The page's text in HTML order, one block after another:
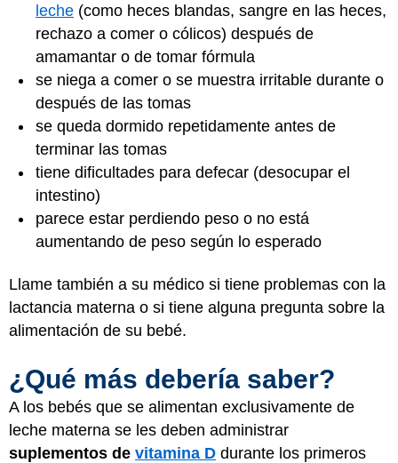
leche (como heces blandas, sangre en las heces,
rechazo a comer o cólicos) después de
amamantar o de tomar fórmula
se niega a comer o se muestra irritable durante o
después de las tomas
se queda dormido repetidamente antes de
terminar las tomas
tiene dificultades para defecar (desocupar el
intestino)
parece estar perdiendo peso o no está
aumentando de peso según lo esperado
Llame también a su médico si tiene problemas con la
lactancia materna o si tiene alguna pregunta sobre la
alimentación de su bebé.
¿Qué más debería saber?
A los bebés que se alimentan exclusivamente de
leche materna se les deben administrar
suplementos de vitamina D durante los primeros